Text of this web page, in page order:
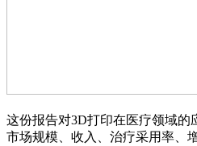
这份报告对3D打印在医疗领域的
市场规模、收入、治疗采用率、